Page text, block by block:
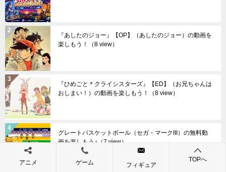
『あしたのジョー』【OP】（あしたのジョー）の動画を
楽しもう！
（8 view）
『ひめごと＊クライシスターズ』【ED】（お兄ちゃんは
おしまい！）の動画を楽しもう！
（8 view）
グレートバスケットボール（セガ・マークIII）の無料動
画を楽しもう♪ （7 view）
アニメ ゲーム フィギュア
TOPへ